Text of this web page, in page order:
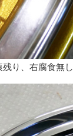
り、右腐食無し